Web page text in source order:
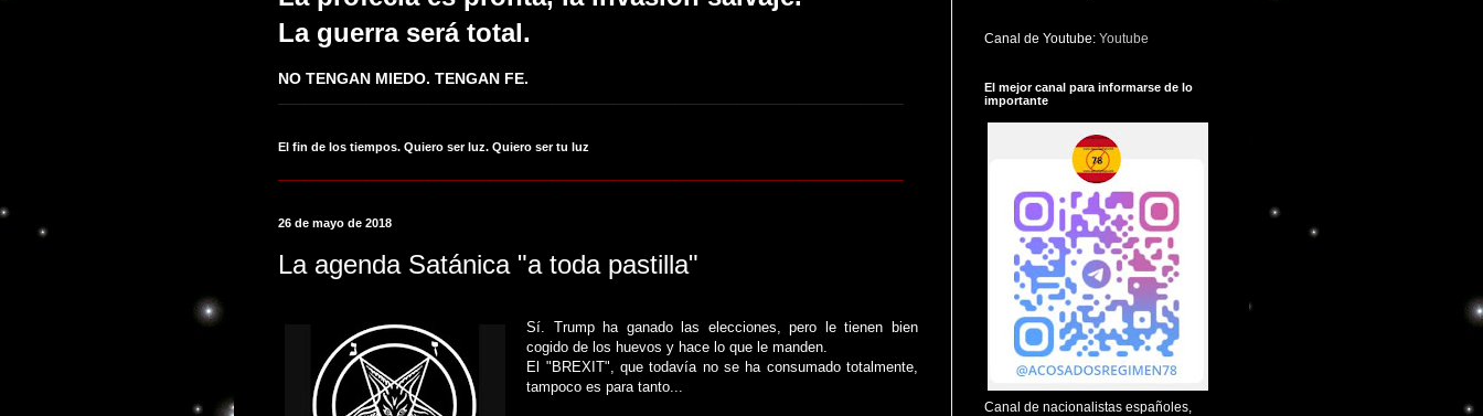
La guerra será total.
NO TENGAN MIEDO. TENGAN FE.
El fin de los tiempos. Quiero ser luz. Quiero ser tu luz
26 de mayo de 2018
La agenda Satánica "a toda pastilla"
Sí. Trump ha ganado las elecciones, pero le tienen bien
cogido de los huevos y hace lo que le manden.
El "BREXIT", que todavía no se ha consumado totalmente,
tampoco es para tanto...
Canal de Youtube: Youtube
El mejor canal para informarse de lo
importante
Canal de nacionalistas españoles,